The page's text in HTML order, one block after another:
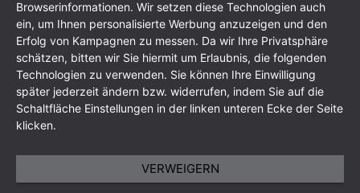
ImpressumDatenschutzerklärungAGBSitemap
Browserinformationen. Wir setzen diese Technologien auch
ein, um Ihnen personalisierte Werbung anzuzeigen und den
Erfolg von Kampagnen zu messen. Da wir Ihre Privatsphäre
schätzen, bitten wir Sie hiermit um Erlaubnis, die folgenden
Technologien zu verwenden. Sie können Ihre Einwilligung
später jederzeit ändern bzw. widerrufen, indem Sie auf die
Schaltfläche Einstellungen in der linken unteren Ecke der Seite
klicken.
VERWEIGERN